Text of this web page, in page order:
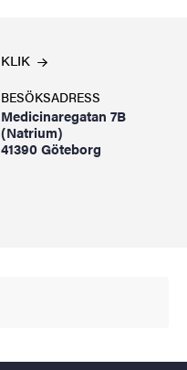
KLIK
BESÖKSADRESS
Medicinaregatan 7B
(Natrium)
41390 Göteborg